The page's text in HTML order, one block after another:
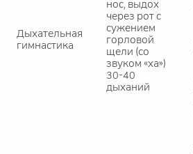
Дыхательная
гимнастика
нос, выдох
через рот с
сужением
горловой
щели (со
звуком «ха»)
30-40
дыханий